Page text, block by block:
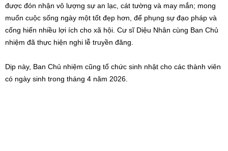
được đón nhận vô lượng sự an lạc, cát tường và may mắn; mong
muốn cuộc sống ngày một tốt đẹp hơn, để phụng sự đạo pháp và
cống hiến nhiều lợi ích cho xã hội. Cư sĩ Diệu Nhân cùng Ban Chủ
nhiệm đã thực hiện nghi lễ truyền đăng.
Dịp này, Ban Chủ nhiệm cũng tổ chức sinh nhật cho các thành viên
có ngày sinh trong tháng 4 năm 2026.